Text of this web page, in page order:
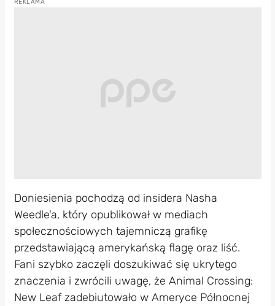
Doniesienia pochodzą od insidera Nasha
Weedle'a, który opublikował w mediach
społecznościowych tajemniczą grafikę
przedstawiającą amerykańską flagę oraz liść.
Fani szybko zaczęli doszukiwać się ukrytego
znaczenia i zwrócili uwagę, że Animal Crossing:
New Leaf zadebiutowało w Ameryce Północnej